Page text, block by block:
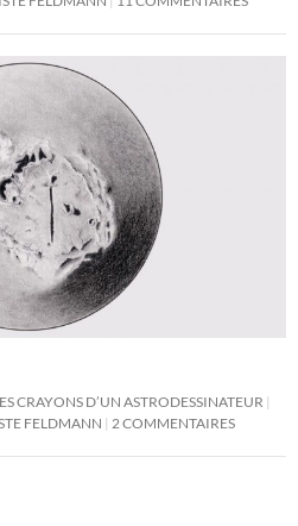
CRAYONS D’UN ASTRODESSINATEUR
FELDMANN 2 COMMENTAIRES